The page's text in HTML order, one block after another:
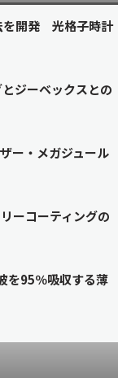
を開発 光格子時計
ジーベックスとの
ー・メガジュール
ーコーティングの
を95％吸収する薄